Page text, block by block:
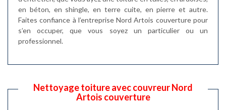
en béton, en shingle, en terre cuite, en pierre et autre.
Faites confiance à l’entreprise Nord Artois couverture pour
s’en occuper, que vous soyez un particulier ou un
professionnel.
Nettoyage toiture avec couvreur Nord
Artois couverture